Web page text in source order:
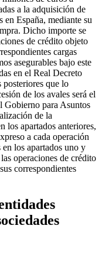
a la adquisición de
en España, mediante su
Dicho importe se
de crédito objeto
cargas
asegurables bajo este
en el Real Decreto
posteriores que lo
de los avales será el
Gobierno para Asuntos
de la
los apartados anteriores,
a cada operación
los apartados uno y
operaciones de crédito
correspondientes